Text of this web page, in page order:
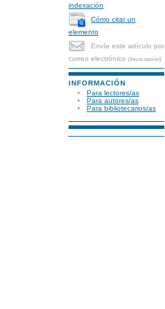
indexación
Cómo citar un
elemento
Envíe este artículo por
correo electrónico (Inicie sesión)
INFORMACIÓN
Para lectores/as
Para autores/as
Para bibliotecarios/as